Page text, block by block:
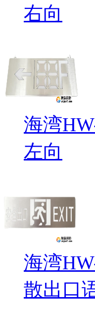
右向
海湾
左向
海湾
散出口